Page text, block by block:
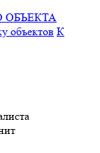
ОБЪЕКТА
объектов К